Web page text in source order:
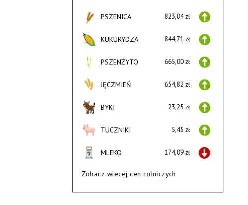
PSZENICA 823,04 zł
KUKURYDZA 844,71 zł
PSZENŻYTO 665,00 zł
JĘCZMIEŃ 654,82 zł
BYKI 23,25 zł
TUCZNIKI 5,45 zł
MLEKO 174,09 zł
Zobacz wiecej cen rolniczych